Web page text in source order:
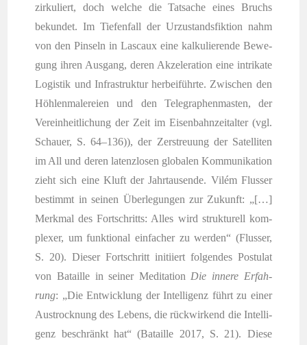
zir­ku­liert, doch wel­che die Tat­sa­che eines Bruchs
bekun­det. Im Tie­fen­fall der Urzu­stands­fik­ti­on nahm
von den Pin­seln in Las­caux eine kal­ku­lie­ren­de Bewe­
gung ihren Aus­gang, deren Akze­le­ra­ti­on eine intri­ka­te
Logis­tik und Infra­struk­tur her­bei­führ­te. Zwi­schen den
Höh­len­ma­le­rei­en und den Tele­gra­phen­mas­ten, der
Ver­ein­heit­li­chung der Zeit im Eisen­bahn­zeit­al­ter (vgl.
Schau­er, S. 64–136)), der Zer­streu­ung der Satel­li­ten
im All und deren latenz­lo­sen glo­ba­len Kom­mu­ni­ka­ti­on
zieht sich eine Kluft der Jahr­tau­sen­de. Vilém Flus­ser
bestimmt in sei­nen Über­le­gun­gen zur Zukunft: „[…]
Merk­mal des Fort­schritts: Alles wird struk­tu­rell kom­
ple­xer, um funk­tio­nal ein­fa­cher zu wer­den“ (Flus­ser,
S. 20). Die­ser Fort­schritt initi­iert fol­gen­des Pos­tu­lat
von Batail­le in sei­ner Medi­ta­ti­on Die inne­re Erfah­
rung: „Die Ent­wick­lung der Intel­li­genz führt zu einer
Aus­trock­nung des Lebens, die rück­wir­kend die Intel­li­
genz beschränkt hat“ (Batail­le 2017, S. 21). Die­se